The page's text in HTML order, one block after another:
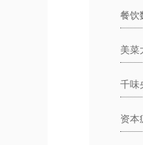
餐饮
美菜
千味
资本